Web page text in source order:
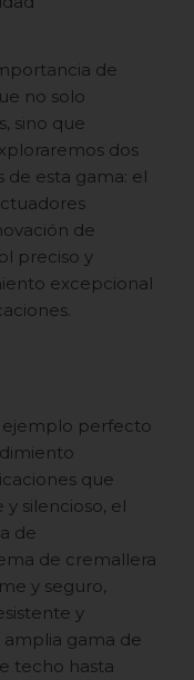
de
no solo
sino que
dos
de esta gama: el
de
preciso y
excepcional
ejemplo perfecto
que
silencioso, el
de
de cremallera
y seguro,
y
amplia gama de
techo hasta